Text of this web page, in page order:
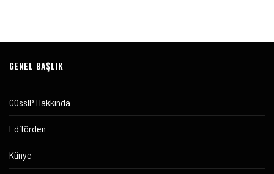
GENEL BAŞLIK
GOssIP Hakkında
Editörden
Künye